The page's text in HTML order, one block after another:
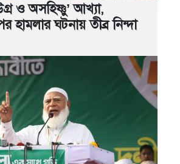
ও অসহিষ্ণু’ আখ্যা,
হামলার ঘটনায় তীব্র নিন্দা